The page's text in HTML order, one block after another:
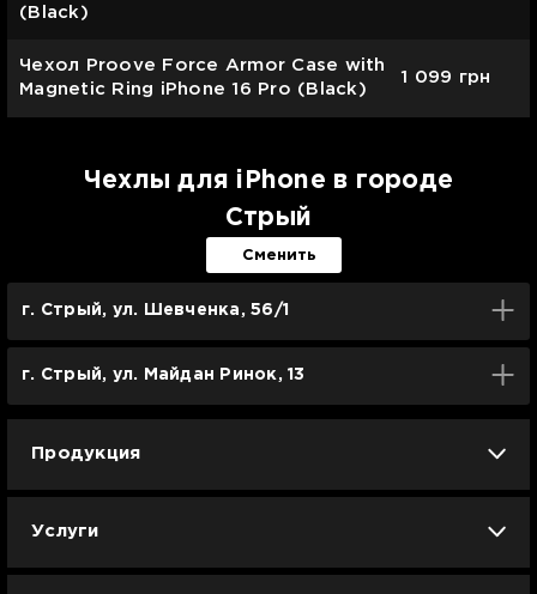
(Black)
Чехол Proove Force Armor Case with
Magnetic Ring iPhone 16 Pro (Black)
1 099 грн
Чехлы для iPhone в городе
Стрый
Сменить
г. Стрый, ул. Шевченка, 56/1
г. Стрый, ул. Майдан Ринок, 13
Продукция
Услуги